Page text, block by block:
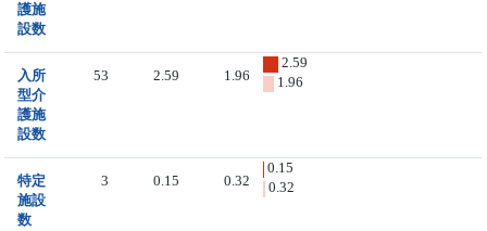
護施
設数
入所
型介
護施
設数
53 2.59 1.96
2.59
1.96
特定
施設
数
3 0.15 0.32
0.15
0.32